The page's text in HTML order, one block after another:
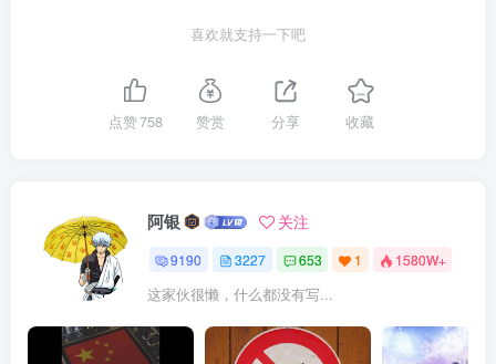
喜欢就支持一下吧
点赞758 赞赏 分享 收藏
阿银 关注
9190 3227 653 1 1580W+
这家伙很懒，什么都没有写...